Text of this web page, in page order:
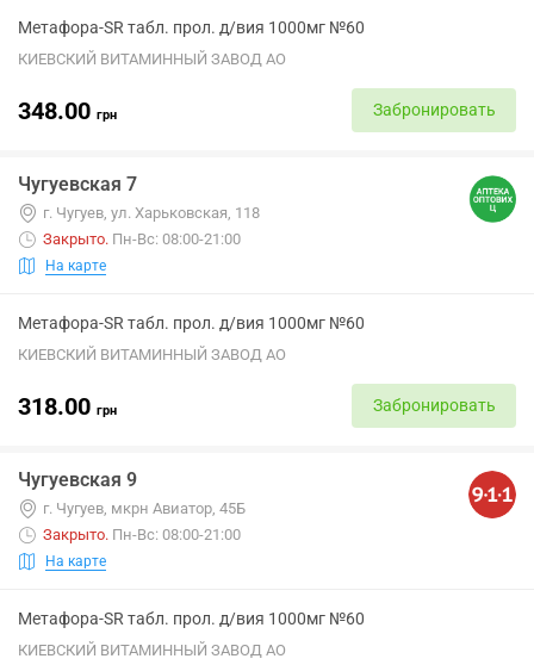
Метафора-SR табл. прол. д/вия 1000мг №60
КИЕВСКИЙ ВИТАМИННЫЙ ЗАВОД АО
348.00 грн Забронировать
Чугуевская 7
г. Чугуев, ул. Харьковская, 118
Закрыто. Пн-Вс: 08:00-21:00
На карте
Метафора-SR табл. прол. д/вия 1000мг №60
КИЕВСКИЙ ВИТАМИННЫЙ ЗАВОД АО
318.00 грн Забронировать
Чугуевская 9
г. Чугуев, мкрн Авиатор, 45Б
Закрыто. Пн-Вс: 08:00-21:00
На карте
Метафора-SR табл. прол. д/вия 1000мг №60
КИЕВСКИЙ ВИТАМИННЫЙ ЗАВОД АО